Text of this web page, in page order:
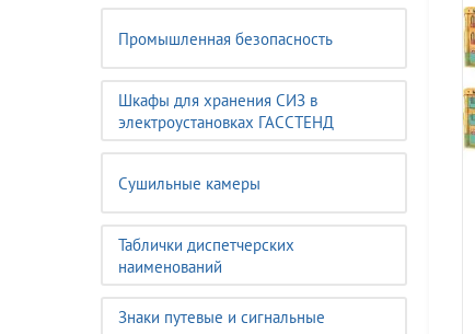
Промышленная безопасность
Шкафы для хранения СИЗ в
электроустановках ГАССТЕНД
Сушильные камеры
Таблички диспетчерских
наименований
Знаки путевые и сигнальные